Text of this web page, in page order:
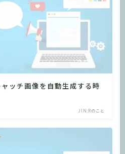
ッチ画像を自動生成する時
JIN:Rのこと